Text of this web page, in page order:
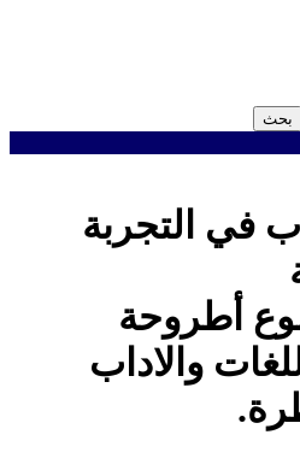
في التجربة
أطروحة
والاداب